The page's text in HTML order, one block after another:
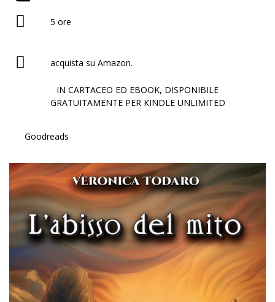
5 ore
acquista su Amazon.
IN CARTACEO ED EBOOK, DISPONIBILE
GRATUITAMENTE PER KINDLE UNLIMITED
Goodreads